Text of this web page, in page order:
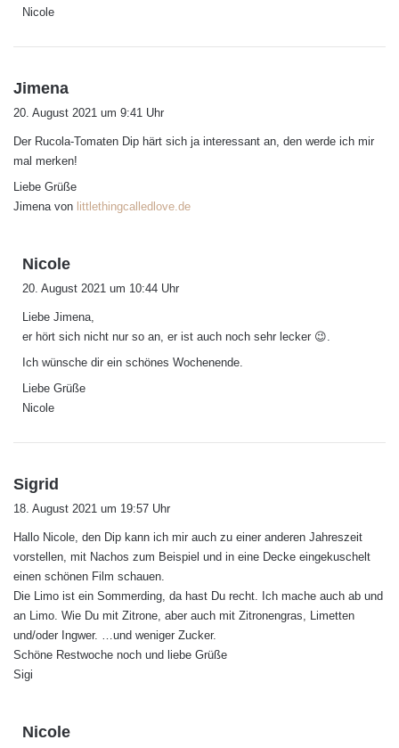
Nicole
Jimena
t
:
20. August 2021 um 9:41 Uhr
Der Rucola-Tomaten Dip härt sich ja interessant an, den werde ich mir
mal merken!
Liebe Grüße
Jimena von littlethingcalledlove.de
Nicole
t
:
20. August 2021 um 10:44 Uhr
Liebe Jimena,
er hört sich nicht nur so an, er ist auch noch sehr lecker 😉.
Ich wünsche dir ein schönes Wochenende.
Liebe Grüße
Nicole
Sigrid
t
:
18. August 2021 um 19:57 Uhr
Hallo Nicole, den Dip kann ich mir auch zu einer anderen Jahreszeit
vorstellen, mit Nachos zum Beispiel und in eine Decke eingekuschelt
einen schönen Film schauen.
Die Limo ist ein Sommerding, da hast Du recht. Ich mache auch ab und
an Limo. Wie Du mit Zitrone, aber auch mit Zitronengras, Limetten
und/oder Ingwer. …und weniger Zucker.
Schöne Restwoche noch und liebe Grüße
Sigi
Nicole